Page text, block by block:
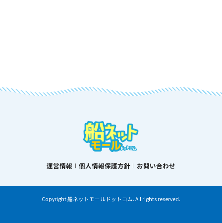
運営情報 個人情報保護方針 お問い合わせ
Copyright 船ネットモールドットコム. All rights reserved.